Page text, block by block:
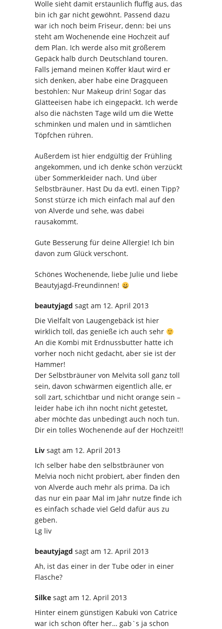
Wolle sieht damit erstaunlich fluffig aus, das
bin ich gar nicht gewöhnt. Passend dazu
war ich noch beim Friseur, denn: bei uns
steht am Wochenende eine Hochzeit auf
dem Plan. Ich werde also mit größerem
Gepäck halb durch Deutschland touren.
Falls jemand meinen Koffer klaut wird er
sich denken, aber habe eine Dragqueen
bestohlen: Nur Makeup drin! Sogar das
Glätteeisen habe ich eingepackt. Ich werde
also die nächsten Tage wild um die Wette
schminken und malen und in sämtlichen
Töpfchen rühren.
Außerdem ist hier endgültig der Frühling
angekommen, und ich denke schön verzückt
über Sommerkleider nach. Und über
Selbstbräuner. Hast Du da evtl. einen Tipp?
Sonst stürze ich mich einfach mal auf den
von Alverde und sehe, was dabei
rausakommt.
Gute Besserung für deine Allergie! Ich bin
davon zum Glück verschont.
Schönes Wochenende, liebe Julie und liebe
Beautyjagd-Freundinnen!
beautyjagd sagt am 12. April 2013
Die Vielfalt von Laugengebäck ist hier
wirklich toll, das genieße ich auch sehr
An die Kombi mit Erdnussbutter hatte ich
vorher noch nicht gedacht, aber sie ist der
Hammer!
Der Selbstbräuner von Melvita soll ganz toll
sein, davon schwärmen eigentlich alle, er
soll zart, schichtbar und nicht orange sein –
leider habe ich ihn nocht nicht getestet,
aber möchte das unbedingt auch noch tun.
Dir ein tolles Wochenende auf der Hochzeit!!
Liv sagt am 12. April 2013
Ich selber habe den selbstbräuner von
Melvia noch nicht probiert, aber finden den
von Alverde auch mehr als prima. Da ich
das nur ein paar Mal im Jahr nutze finde ich
es einfach schade viel Geld dafür aus zu
geben.
Lg liv
beautyjagd sagt am 12. April 2013
Ah, ist das einer in der Tube oder in einer
Flasche?
Silke sagt am 12. April 2013
Hinter einem günstigen Kabuki von Catrice
war ich schon öfter her… gab`s ja schon